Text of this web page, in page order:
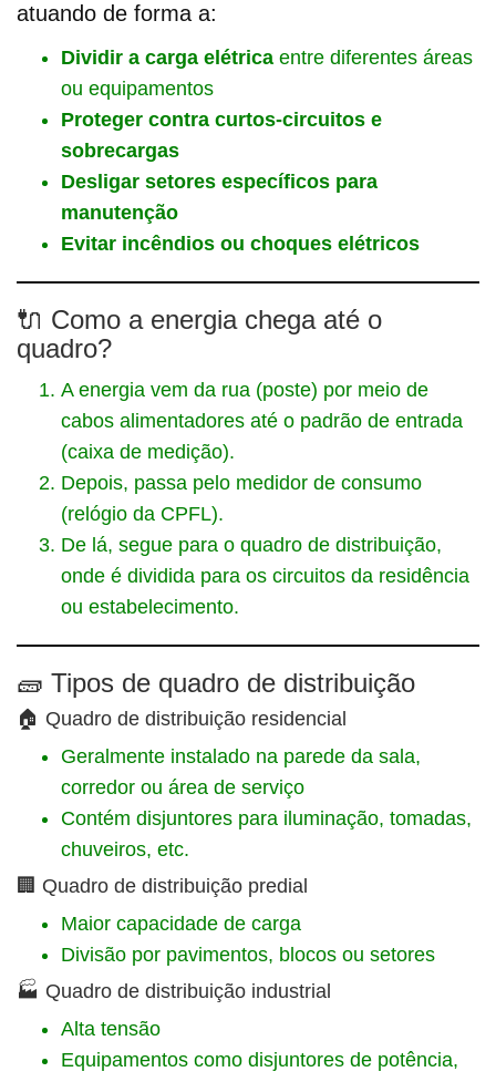
atuando de forma a:
Dividir a carga elétrica entre diferentes áreas
ou equipamentos
Proteger contra curtos-circuitos e
sobrecargas
Desligar setores específicos para
manutenção
Evitar incêndios ou choques elétricos
🔌 Como a energia chega até o
quadro?
A energia vem da rua (poste) por meio de
cabos alimentadores até o padrão de entrada
(caixa de medição).
Depois, passa pelo medidor de consumo
(relógio da CPFL).
De lá, segue para o quadro de distribuição,
onde é dividida para os circuitos da residência
ou estabelecimento.
🧱 Tipos de quadro de distribuição
🏠 Quadro de distribuição residencial
Geralmente instalado na parede da sala,
corredor ou área de serviço
Contém disjuntores para iluminação, tomadas,
chuveiros, etc.
🏢 Quadro de distribuição predial
Maior capacidade de carga
Divisão por pavimentos, blocos ou setores
🏭 Quadro de distribuição industrial
Alta tensão
Equipamentos como disjuntores de potência,